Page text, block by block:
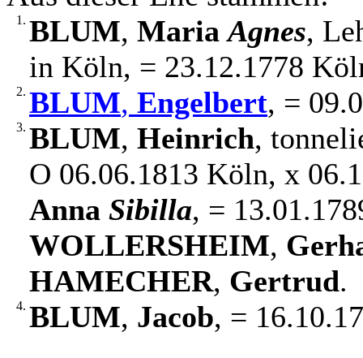
1. BLUM, MariaAgnes,
in Köln, = 23.12.1778
2. BLUM, Engelbert, =
3. BLUM, Heinrich,
O 06.06.1813 Köln, x
Anna Sibilla, =
WOLLERSHEIM,
HAMECHER, Gertrud.
4. BLUM, Jacob, =